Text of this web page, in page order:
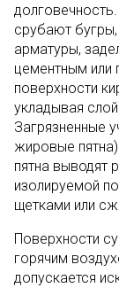
срубают
арматуры,
цементным
поверхности
укладывая
Загрязненные
жировые
пятна выводят
изолируемой
щетками или
Поверхности
горячим
допускается